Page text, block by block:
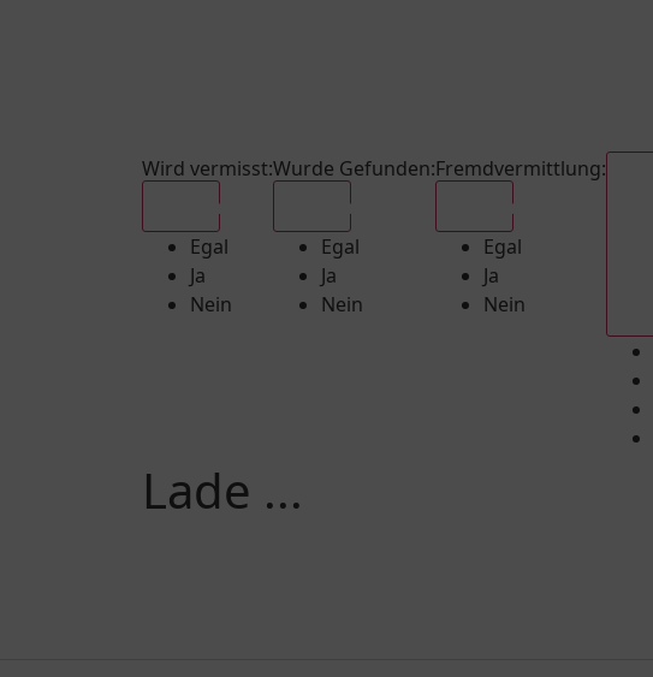
Wird vermisst:
Egal
Ja
Nein
Wurde Gefunden:
Egal
Ja
Nein
Fremdvermittlung:
Egal
Ja
Nein
Lade ...